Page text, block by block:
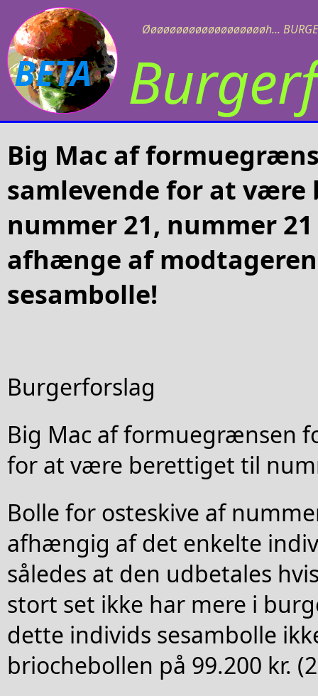
Øøøøøøøøøøøøøøøøøøøh...
BETA
Big Mac af
samlevende for at
nummer 21, nummer
afhænge af
sesambolle!
Burgerforslag
Big Mac af formuegrænsen
for at være berettiget til
Bolle for osteskive af
afhængig af det enkelte
således at den udbetales
stort set ikke har mere i
dette individs sesambolle
briochebollen på 99.200 kr.